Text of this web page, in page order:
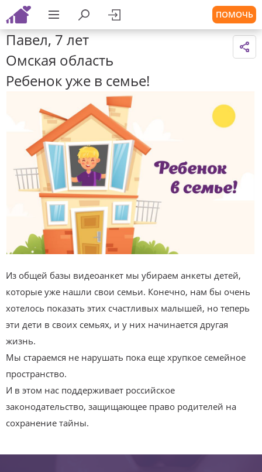
ПОМОЧЬ
Павел, 7 лет
Омская область
Ребенок уже в семье!
Из общей базы видеоанкет мы убираем анкеты детей,
которые уже нашли свои семьи. Конечно, нам бы очень
хотелось показать этих счастливых малышей, но теперь
эти дети в своих семьях, и у них начинается другая
жизнь.
Мы стараемся не нарушать пока еще хрупкое семейное
пространство.
И в этом нас поддерживает российское
законодательство, защищающее право родителей на
сохранение тайны.